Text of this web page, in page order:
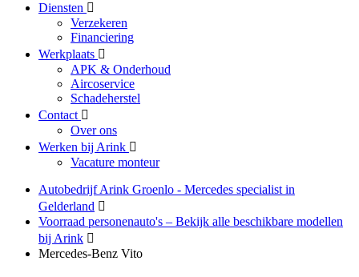
Diensten
Verzekeren
Financiering
Werkplaats
APK & Onderhoud
Aircoservice
Schadeherstel
Contact
Over ons
Werken bij Arink
Vacature monteur
Autobedrijf Arink Groenlo - Mercedes specialist in
Gelderland
Voorraad personenauto's – Bekijk alle beschikbare modellen
bij Arink
Mercedes-Benz Vito